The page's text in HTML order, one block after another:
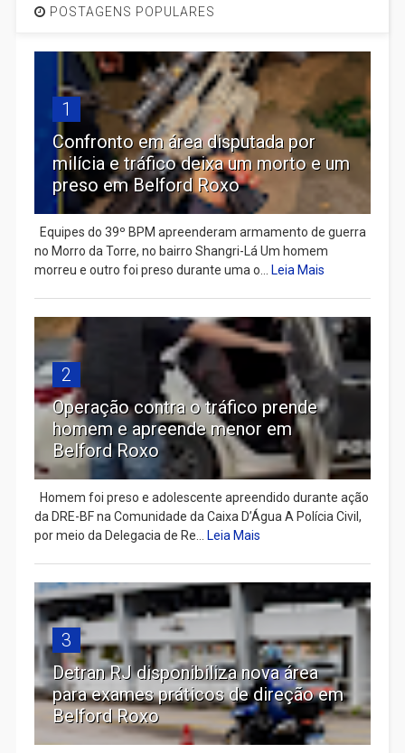
POSTAGENS POPULARES
1
Confronto em área disputada por
milícia e tráfico deixa um morto e um
preso em Belford Roxo
Equipes do 39º BPM apreenderam armamento de guerra
no Morro da Torre, no bairro Shangri-Lá Um homem
morreu e outro foi preso durante uma o... Leia Mais
2
Operação contra o tráfico prende
homem e apreende menor em
Belford Roxo
Homem foi preso e adolescente apreendido durante ação
da DRE-BF na Comunidade da Caixa D’Água A Polícia Civil,
por meio da Delegacia de Re... Leia Mais
3
Detran RJ disponibiliza nova área
para exames práticos de direção em
Belford Roxo